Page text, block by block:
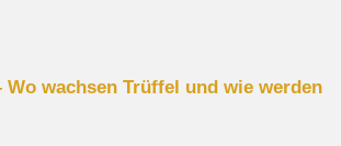
Wo wachsen Trüffel und wie werden